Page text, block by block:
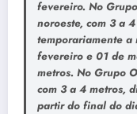
fevereiro. No
noroeste, com 3 a
temporariamente a
fevereiro e 01 de
metros. No Grupo
com 3 a 4 metros,
partir do final do